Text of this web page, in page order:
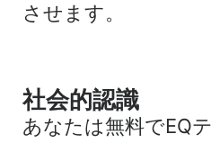
させます。
社会的認識
あなたは無料でEQ